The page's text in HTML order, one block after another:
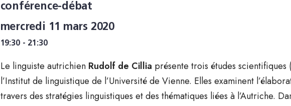
conférence-débat
mercredi 11 mars 2020
19:30 - 21:30
Le linguiste autrichien Rudolf de Cillia présente trois études
l’Institut de linguistique de l’Université de Vienne. Elles examinent
travers des stratégies linguistiques et des thématiques liées à l’Autriche.